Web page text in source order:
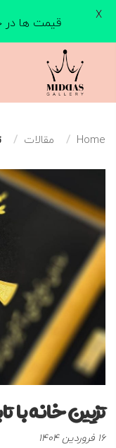
Home مقالات
تزیین خانه با
نوشته
16 فروردین 1404
قیمت ها در X